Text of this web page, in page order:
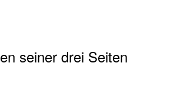
seiner drei Seiten